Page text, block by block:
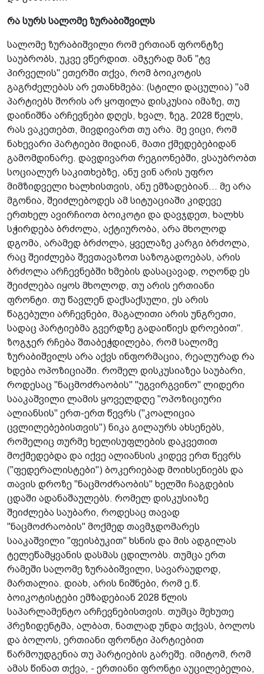
რა სურს სალომე ზურაბიშვილს
სალომე ზურაბიშვილი რომ ერთიან ფრონტზე
საუბრობს, უკვე ვწერდით. ამჯე­რად მან "ტვ
პირველის" ეთერში თქვა, რომ ბოიკოტის
გაგრძელებას არ ეთანხმება: (სტილი დაცულია) "ამ
პარტიებს შორის არ ყოფილა დისკუსია იმაზე, თუ
დაინიშნა არჩევნები დღეს, ხვალ, ზეგ, 2028 წელს,
რას ვაკეთებთ, მივდივართ თუ არა. მე ვიცი, რომ
ნახევარი პარტიები მიდიან, მათი ქმედებებიდან
გამომდინარე. დავდივართ რეგიონებში, ვსაუბრობთ
სოციალურ საკითხებზე, ანუ ვინ არის უფრო
მიმზიდველი ხალხისთვის, ანუ ემზადებიან... მე არა
მგონია, შეიძლებოდეს ამ სიტუაციაში კიდევე
ერთხელ ავირჩიოთ ბოიკოტი და დავჯდეთ, ხალხს
სჭირდება ბრძოლა, აქტიურობა, არა მხოლოდ
დგომა, არამედ ბრძოლა, ყველაზე კარგი ბრძოლა,
რაც შეიძლება შევთავაზოთ საზოგადოებას, არის
ბრძოლა არჩევნებში ხმების დასაცავად, ოღონდ ეს
შეიძლება იყოს მხოლოდ, თუ არის ერთიანი
ფრონტი. თუ წავ­ლენ დაქსაქსული, ეს არის
წაგებული არჩევ­ნები, მაგალითი არის უნგრეთი,
სადაც პარტიებმა გვერდზე გადაიწიეს დროებით".
ზოგჯერ რჩება შთაბეჭდილება, რომ სალომე
ზურაბიშვილს არა აქვს ინფორმა­ცია, რეალურად რა
ხდება ოპოზიციაში. რომელ დისკუსიაზეა საუბარი,
როდესაც "ნაცმოძრაობის" "უგვირგვინო" ლიდერი
სააკაშვილი ლამის ყოველდღე "ოპოზიციური
ალიანსის" ერთ-ერთ წევრს ("კოალიცია
ცვლილებებისთვის") ნიკა გილაურს ახსენებს,
რომელიც თურმე ხელისუფლების დაკვეთით
მოქმედებდა და იქვე ალიანსის კიდევ ერთ წევრს
("ფედერალისტები") ბოკერიებად მოიხსენიებს და
თავის დროზე "ნაცმოძრაობის" ხელში ჩაგდების
ცდაში ადანაშაულებს. რომელ დისკუსიაზე
შეიძლება საუბარი, როდესაც თავად
"ნაცმოძრაობის" მოქმედ თავმჯდომარეს
სააკაშვილი "ფეისბუკით" ხსნის და მის ადგილას
ტელეწამყვანის დასმას ცდილობს. თუმცა ერთ
რამეში სალომე ზურაბიშვილი, სავარაუდოდ,
მართალია. დიახ, არის ნიშნები, რომ ე.წ.
ბოიკოტისტები ემზადებიან 2028 წლის
საპარლამენტო არჩევნებისთვის. თუმცა მეხუთე
პრეზიდენტმა, ალბათ, ნათლად უნდა თქვას, ბოლოს
და ბოლოს, ერთიანი ფრონტი პარტიებით
წარმოუდგენია თუ პარტიების გარეშე. იმიტომ, რომ
ამას წინათ თქვა, - ერთიანი ფრონტი აუცილებელია,